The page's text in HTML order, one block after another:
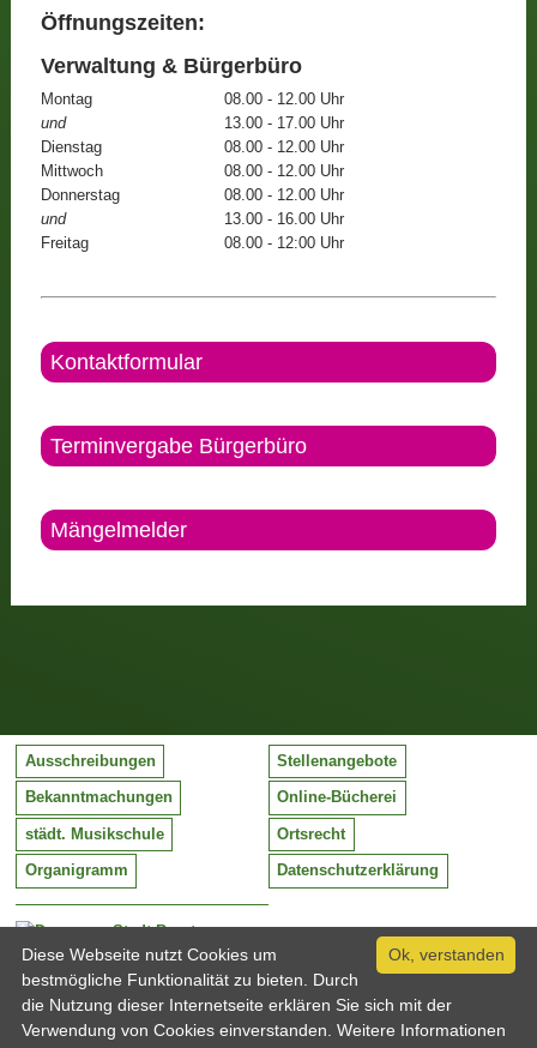
Öffnungszeiten:
Verwaltung & Bürgerbüro
Montag
08.00 - 12.00 Uhr
und
13.00 - 17.00 Uhr
Dienstag
08.00 - 12.00 Uhr
Mittwoch
08.00 - 12.00 Uhr
Donnerstag
08.00 - 12.00 Uhr
und
13.00 - 16.00 Uhr
Freitag
08.00 - 12:00 Uhr
Kontaktformular
Terminvergabe Bürgerbüro
Mängelmelder
Stadt Barntrup
Mittelstraße 38
32683 Barntrup
Tel:
Email:
05263 / 409-0
info@barntrup.de
Ausschreibungen Stellenangebote
Bekanntmachungen Online-Bücherei
städt. Musikschule Ortsrecht
Organigramm Datenschutzerklärung
Ok, verstanden
Diese Webseite nutzt Cookies um
bestmögliche Funktionalität zu bieten. Durch
die Nutzung dieser Internetseite erklären Sie sich mit der
Verwendung von Cookies einverstanden. Weitere Informationen